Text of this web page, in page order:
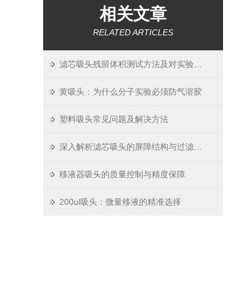
相关文章
RELATED ARTICLES
黄吸头：为什么分子实验必须防气溶胶
塑料吸头常见问题及解决方法
移液器吸头的质量控制与精度保障
200ul吸头：微量移液的精准选择